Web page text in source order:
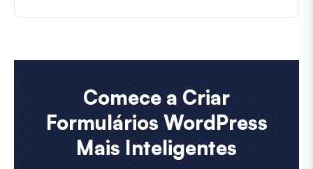
Comece a Criar
Formulários WordPress
Mais Inteligentes